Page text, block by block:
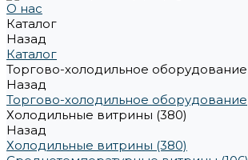
О нас
Каталог
Назад
Каталог
Торгово-холодильное оборудование
Назад
Торгово-холодильное оборудование
Холодильные витрины (380)
Назад
Холодильные витрины (380)